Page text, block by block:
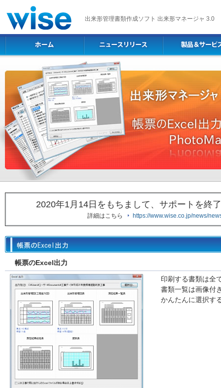
出来形管理書類作成ソフト 出来形マネージャ 3.0
2020年1月14日をもちまして、サポートを終
詳細はこちら https://www.wise.co.jp/news/
帳票のExcel出力
印刷する書類は全
書類一覧は画像付
かんたんに選択す